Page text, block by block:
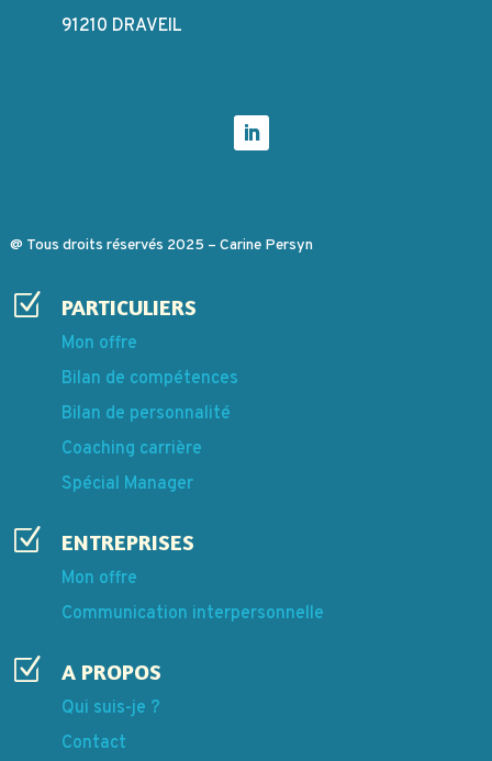
91210 DRAVEIL
@ Tous droits réservés 2025 – Carine Persyn
Z PARTICULIERS
Mon offre
Bilan de compétences
Bilan de personnalité
Coaching carrière
Spécial Manager
Z ENTREPRISES
Mon offre
Communication interpersonnelle
Z A PROPOS
Qui suis-je ?
Contact